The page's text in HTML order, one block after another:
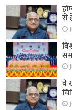
से
वे